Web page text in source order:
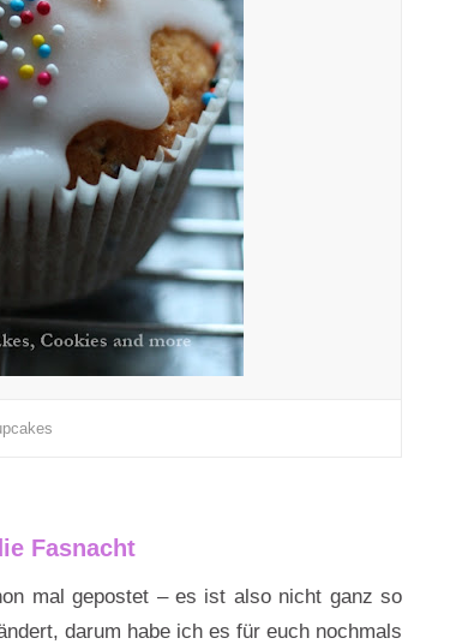
Fasnacht
mal gepostet – es ist also nicht ganz so
darum habe ich es für euch nochmals